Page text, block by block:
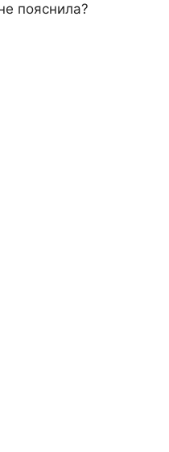
пояснила?